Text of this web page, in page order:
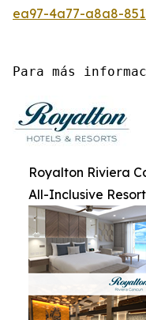
ea97-4a77-a8a8-
Para más
Royalton Riviera
All-Inclusive